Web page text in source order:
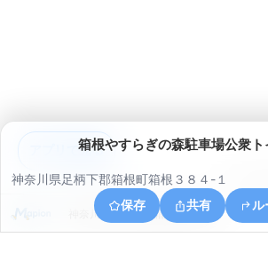
箱根やすらぎの森駐車場公衆ト
神奈川県足柄下郡箱根町箱根３８４-１
保存
共有 ル
神奈川県足柄下郡箱根町元箱根
アプリで見る